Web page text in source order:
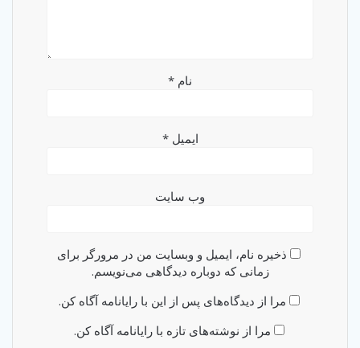
نام *
ایمیل*
وب‌ سایت
ذخیره نام، ایمیل و وبسایت من در مرورگر برای
زمانی که دوباره دیدگاهی می‌نویسم.
مرا از دیدگاه‌های پس از این با رایانامه آگاه کن.
مرا از نوشته‌های تازه با رایانامه آگاه کن.